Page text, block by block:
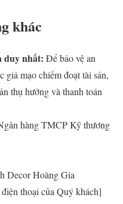
khác
duy nhất: Để bảo vệ an
giả mạo chiếm đoạt tài sản,
thụ hưởng và thanh toán
hàng TMCP Kỹ thương
Decor Hoàng Gia
thoại của Quý khách]